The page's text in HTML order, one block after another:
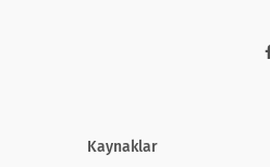
Kaynaklar